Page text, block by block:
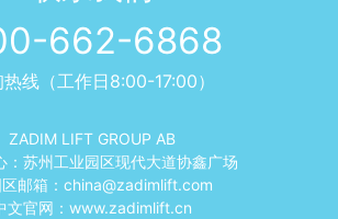
662-6868
热线（工作日8:00-17:00）
ZADIM LIFT GROUP AB
：苏州工业园区现代大道协鑫广场
邮箱： china@zadimlift.com
文官网： www.zadimlift.cn